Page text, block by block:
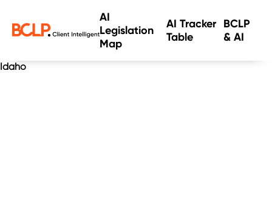
AI
Legislation
Map
AI Tracker
Table
BCLP
& AI
Idaho